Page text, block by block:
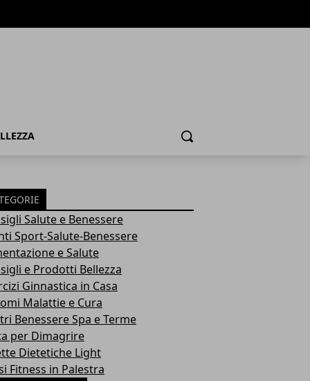
Cerca
Salute e Benessere
Sport-Salute-Benessere
e Salute
e Prodotti Bellezza
Ginnastica in Casa
Malattie e Cura
Benessere Spa e Terme
per Dimagrire
Dietetiche Light
Fitness in Palestra